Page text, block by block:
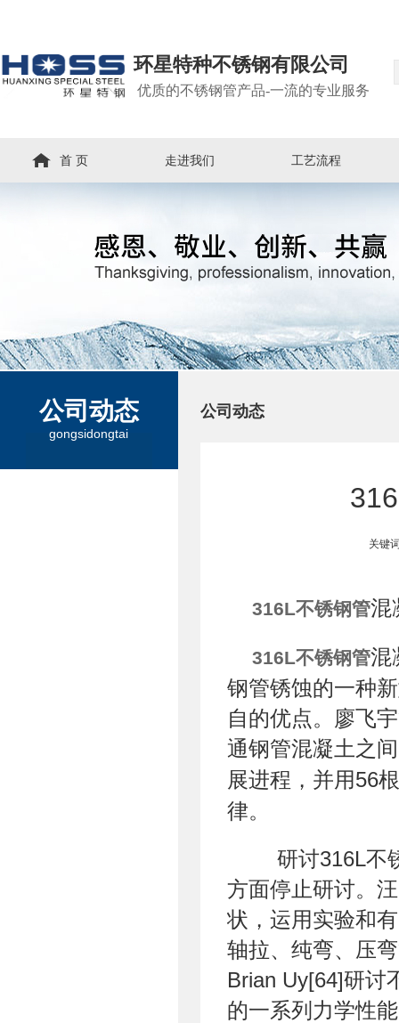
环星特种不锈钢有限公司
优质的不锈钢管产品-一流的专业服务
首 页 走进我们 工艺流程
公司动态
gongsidongtai
公司动态
关键
316L不锈钢管混
316L不锈钢管混
钢管锈蚀的一种
自的优点。廖飞
通钢管混凝土之
展进程，并用56根
律。
研讨316L不
方面停止研讨。
状，运用实验和
轴拉、纯弯、压
Brian Uy[64]研讨
的一系列力学性